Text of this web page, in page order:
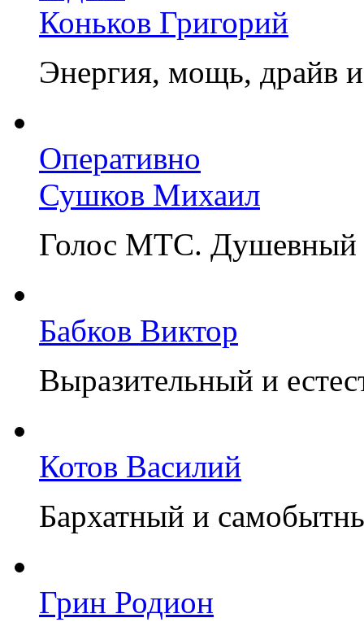
Коньков Григорий
Энергия, мощь, драйв
Оперативно
Сушков Михаил
Голос МТС. Душевный
Бабков Виктор
Выразительный и
Котов Василий
Бархатный и
Грин Родион